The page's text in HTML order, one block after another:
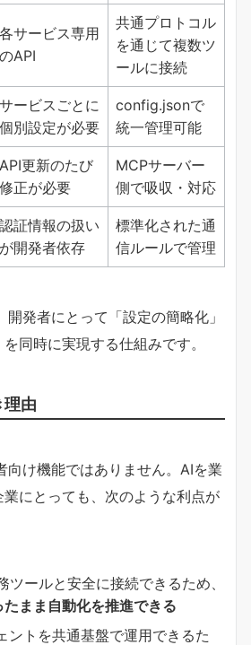
各サービス専用
のAPI
共通プロトコル
を通じて複数ツ
ールに接続
サービスごとに
個別設定が必要
config.jsonで
統一管理可能
API更新のたび
修正が必要
MCPサーバー
側で吸収・対応
認証情報の扱い
が開発者依存
標準化された通
信ルールで管理
発者にとって「設定の簡略化」
同時に実現する仕組みです。
由
向け機能ではありません。AIを業
にとっても、次のような利点が
ツールと安全に接続できるため、
まま自動化を推進できる
ントを共通基盤で運用できるた